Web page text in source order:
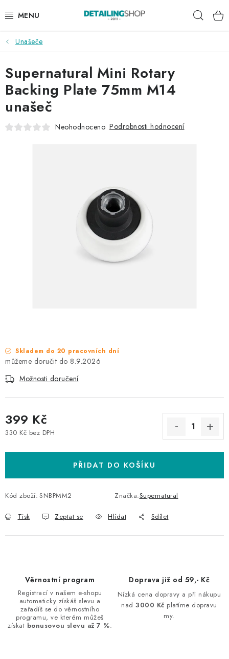
na
AKCE
NOVINKY
EXTERIÉR
INTERIÉR
Podmínky ochrany osobních údajů
Unašeče
Skladem do 20 pracovních dní
8.9.2026
Možnosti doručení
399 Kč
330 Kč bez DPH
PŘIDAT DO KOŠÍKU
Kód zboží: SNBPMM2 Značka:Supernatural
Tisk Zeptat se Hlídat Sdílet
Supernatural Mini Rotary
Backing Plate 75mm M14
unašeč
Neohodnoceno Podrobnosti hodnocení
Věrnostní program
Registrací v našem e-shopu
automaticky získáš slevu a
zařadíš se do věrnostního
programu, ve kterém můžeš
získat bonusovou slevu až 7 %.
Doprava již od 59,- Kč
Nízká cena dopravy a při nákupu
nad3000 Kč platíme dopravu
my.